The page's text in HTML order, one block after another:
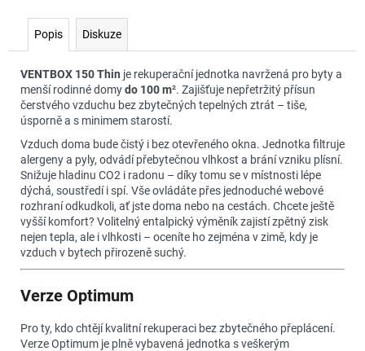
Popis Diskuze
VENTBOX 150 Thin je rekuperační jednotka navržená pro byty a
menší rodinné domydo 100 m². Zajišťuje nepřetržitý přísun
čerstvého vzduchu bez zbytečných tepelných ztrát – tiše,
úsporně a s minimem starostí.
Vzduch doma bude čistý i bez otevřeného okna. Jednotka filtruje
alergeny a pyly, odvádí přebytečnou vlhkost a brání vzniku plísní.
Snižuje hladinu CO2 i radonu – díky tomu se v místnosti lépe
dýchá, soustředí i spí. Vše ovládáte přes jednoduché webové
rozhraní odkudkoli, ať jste doma nebo na cestách. Chcete ještě
vyšší komfort? Volitelný entalpický výměník zajistí zpětný zisk
nejen tepla, ale i vlhkosti – oceníte ho zejména v zimě, kdy je
vzduch v bytech přirozeně suchý.
Verze Optimum
Pro ty, kdo chtějí kvalitní rekuperaci bez zbytečného přeplácení.
Verze Optimum je plně vybavená jednotka s veškerým